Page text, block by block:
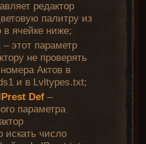
редактор
палитру из
в ячейке ниже;
– этот параметр
не проверять
Актов в
и в Lvltypes.txt;
Def –
параметра
искать число